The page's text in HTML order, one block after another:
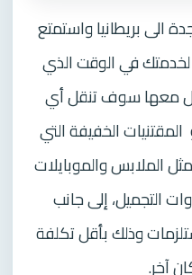
بريطانيا واستمتع
لخدمتك في الوقت الذي
معها سوف تنقل أي
المقتنيات الخفيفة التي
الملابس والموبايلات
التجميل، إلى جانب
وذلك بأقل تكلفة
آخر.